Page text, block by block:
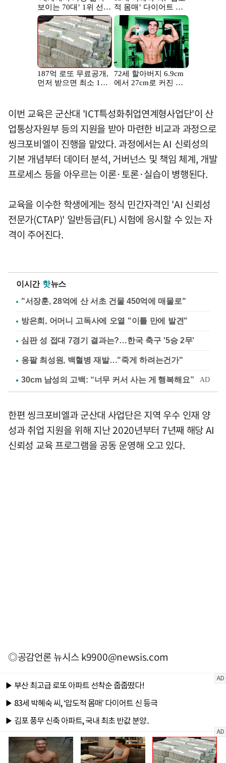
이번 교육은 군산대 'ICT특성화취업연계형사업단'이 산
업통상자원부 등의 지원을 받아 마련한 비교과 과정으로
씽크포비엘이 진행을 맡았다. 과정에서는 AI 신뢰성의
기본 개념부터 데이터 분석, 거버넌스 및 책임 체계, 개발
프로세스 등을 아우르는 이론·토론·실습이 병행된다.
교육을 이수한 학생에게는 정식 민간자격인 'AI 신뢰성
전문가(CTAP)' 일반등급(FL) 시험에 응시할 수 있는 자
격이 주어진다.
이시간 핫뉴스
"서장훈, 28억에 산 서초 건물 450억에 매물로"
방은희, 어머니 고독사에 오열 "이틀 만에 발견"
심판 성 접대 7경기 결과는?…한국 축구 '5승 2무'
응팔 최성원, 백혈병 재발…"죽게 하려는건가"
한편 씽크포비엘과 군산대 사업단은 지역 우수 인재 양
성과 취업 지원을 위해 지난 2020년부터 7년째 해당 AI
신뢰성 교육 프로그램을 공동 운영해 오고 있다.
◎공감언론 뉴시스k9900@newsis.com